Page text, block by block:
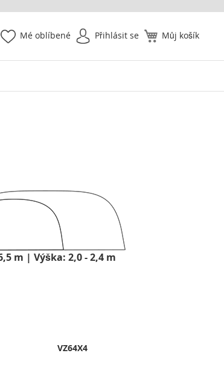
Můj košík
Mé oblíbené Přihlásit se
m | Výška: 2,0 - 2,4 m
VZ64X4